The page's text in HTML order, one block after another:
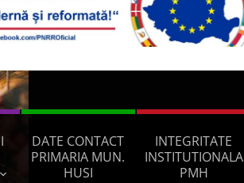
DATE CONTACT
PRIMARIA MUN.
HUSI
INTEGRITATE
INSTITUTIONALA
PMH